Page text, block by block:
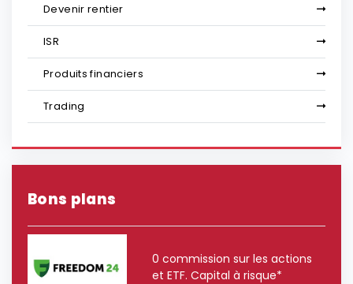
Devenir rentier
ISR
Produits financiers
Trading
Bons plans
0 commission sur les actions
et ETF. Capital à risque*